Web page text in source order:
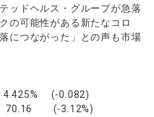
ッドヘルス・グループが急落
の可能性がある新たなコロ
につながった」との声も市場
(-0.082)
70.16 (-3.12%)